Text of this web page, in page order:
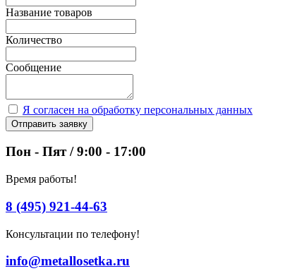
Название товаров
Количество
Сообщение
Я согласен на обработку персональных данных
Отправить заявку
Пон - Пят / 9:00 - 17:00
Время работы!
8 (495) 921-44-63
Консультации по телефону!
info@metallosetka.ru